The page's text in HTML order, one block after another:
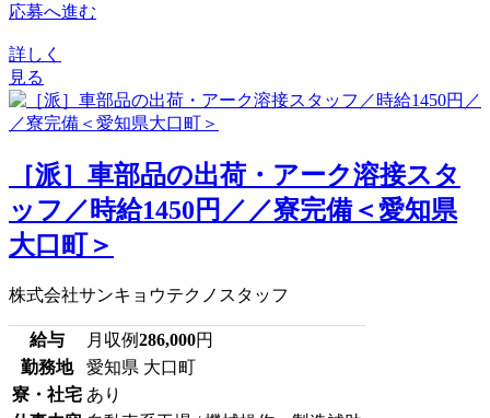
応募へ進む
詳しく
見る
［派］車部品の出荷・アーク溶接スタ
ッフ／時給1450円／／寮完備＜愛知県
大口町＞
株式会社サンキョウテクノスタッフ
給与 月収例286,000円
勤務地
愛知県 大口町
寮・社宅 あり